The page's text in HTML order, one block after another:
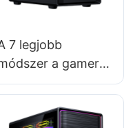
7 legjobb
a gamer
házak
élményének